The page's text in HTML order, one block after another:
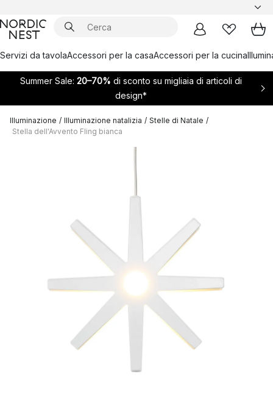
Servizi da tavolaAccessori per la casaAccessori per la cucina
Summer Sale: 20–70% di sconto su migliaia di articoli di
design*
Illuminazione / Illuminazione natalizia / Stelle di Natale /
Stella dell'Avvento Fling bianca